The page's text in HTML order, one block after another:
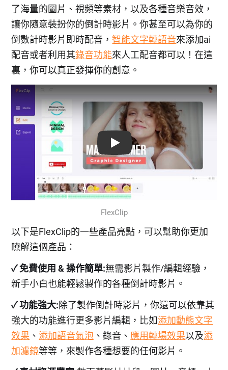
了海量的圖片、視頻等素材，以及各種音樂音效，
讓你隨意裝扮你的倒計時影片。你甚至可以為你的
倒數計時影片即時配音， 智能文字轉語音來添加ai
配音或者利用其錄音功能來人工配音都可以！在這
裏，你可以真正發揮你的創意。
Play: Keynote (Google I/O '18)
FlexClip
以下是FlexClip的一些產品亮點，可以幫助你更加
瞭解這個產品：
✓ 免費使用 & 操作簡單:無需影片製作/編輯經驗，
新手小白也能輕鬆製作的各種倒計時影片。
✓ 功能強大:除了製作倒計時影片，你還可以依靠其
強大的功能進行更多影片編輯，比如添加動態文字
效果 、 添加語音氣泡 、錄音、 應用轉場效果以及添
加濾鏡等等，來製作各種想要的任何影片。